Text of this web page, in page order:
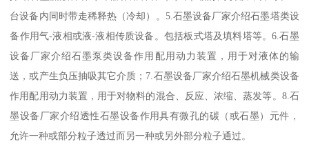
台设备内同时带走稀释热（冷却）。5.石墨设备厂家介绍石墨塔类设
备作用气-液相或液-液相传质设备。包括板式塔及填料塔等。6.石墨
设备厂家介绍石墨泵类设备作用配用动力装置，用于对液体的输
送，或产生负压抽吸其它介质；7.石墨设备厂家介绍石墨机械类设备
作用配用动力装置，用于对物料的混合、反应、浓缩、蒸发等。8.石
墨设备厂家介绍透性石墨设备作用具有微孔的碳（或石墨）元件，
允许一种或部分粒子透过而另一种或另外部分粒子通过。